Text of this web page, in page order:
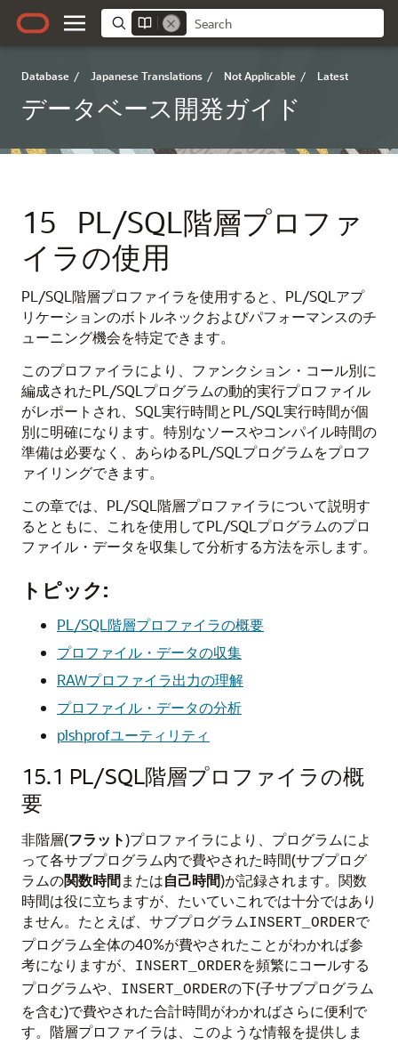
Database / Japanese Translations / Not Applicable / Latest
データベース開発ガイド
15
PL/SQL階層プロファ
イラの使用
PL/SQL階層プロファイラを使用すると、PL/SQLアプ
リケーションのボトルネックおよびパフォーマンスのチ
ューニング機会を特定できます。
このプロファイラにより、ファンクション・コール別に
編成されたPL/SQLプログラムの動的実行プロファイル
がレポートされ、SQL実行時間とPL/SQL実行時間が個
別に明確になります。特別なソースやコンパイル時間の
準備は必要なく、あらゆるPL/SQLプログラムをプロフ
ァイリングできます。
この章では、PL/SQL階層プロファイラについて説明す
るとともに、これを使用してPL/SQLプログラムのプロ
ファイル・データを収集して分析する方法を示します。
トピック:
PL/SQL階層プロファイラの概要
プロファイル・データの収集
RAWプロファイラ出力の理解
プロファイル・データの分析
plshprofユーティリティ
15.1 PL/SQL階層プロファイラの概
要
非階層(フラット)プロファイラにより、プログラムによ
って各サブプログラム内で費やされた時間(サブプログ
ラムの関数時間または自己時間)が記録されます。関数
時間は役に立ちますが、たいていこれでは十分ではあり
ません。たとえば、サブプログラムINSERT_ORDERで
プログラム全体の40%が費やされたことがわかれば参
考になりますが、
INSERT_ORDERを頻繁にコールする
プログラムや、
INSERT_ORDERの下(子サブプログラム
を含む)で費やされた合計時間がわかればさらに便利で
す。階層プロファイラは、このような情報を提供しま